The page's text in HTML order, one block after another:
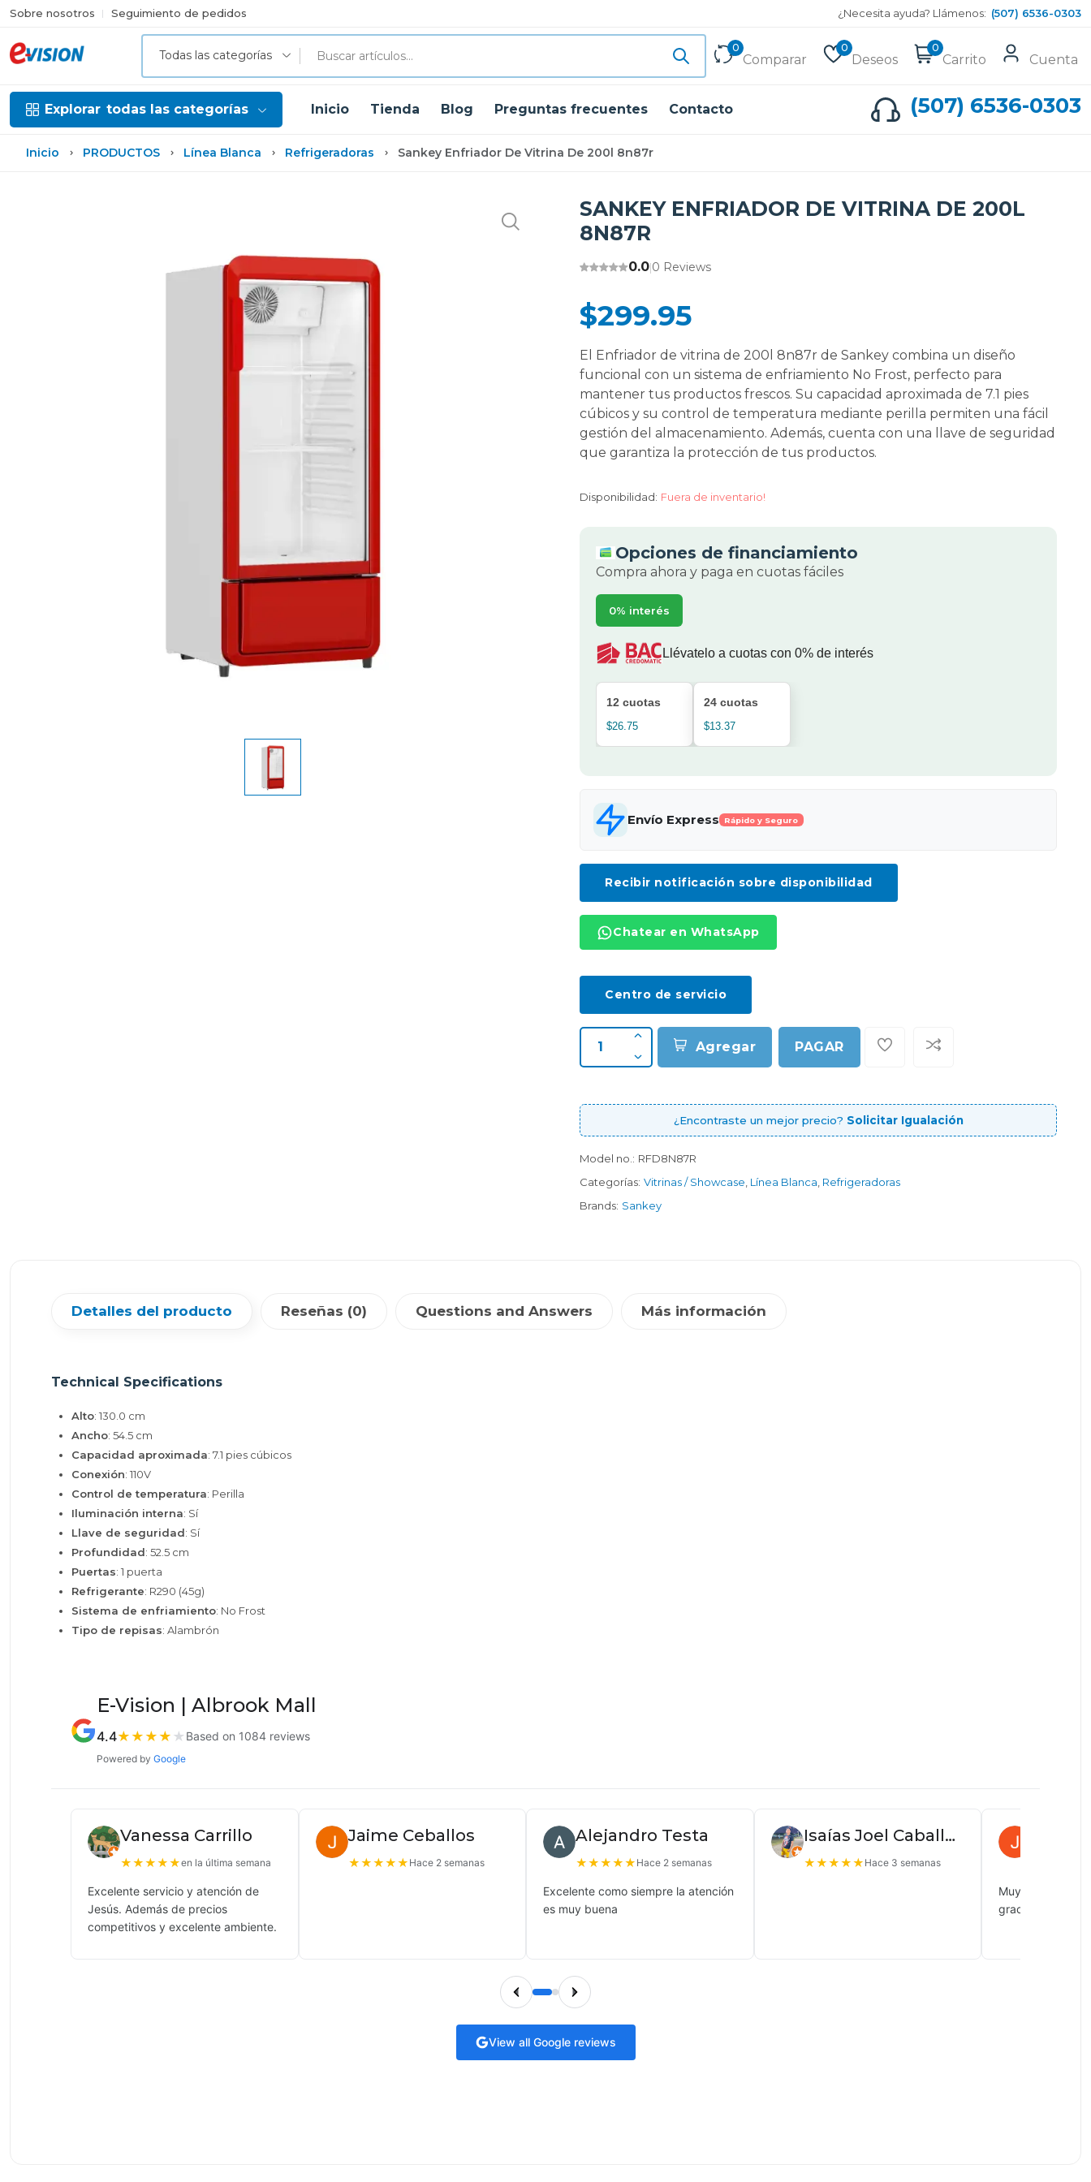
Sobre nosotros Seguimiento de pedidos ¿Necesita ayuda? Llámenos: (507) 6536-0303
Todas las categorías
0
Comparar
0
Deseos
0
Carrito Cuenta
Explorar todas las categorías Inicio Tienda Blog Preguntas frecuentes Contacto (507) 6536-0303
Inicio PRODUCTOS Línea Blanca Refrigeradoras Sankey Enfriador De Vitrina De 200l 8n87r
SANKEY ENFRIADOR DE VITRINA DE 200L
8N87R
0.0|0 Reviews
$299.95
El Enfriador de vitrina de 200l 8n87r de Sankey combina un diseño
funcional con un sistema de enfriamiento No Frost, perfecto para
mantener tus productos frescos. Su capacidad aproximada de 7.1 pies
cúbicos y su control de temperatura mediante perilla permiten una fácil
gestión del almacenamiento. Además, cuenta con una llave de seguridad
que garantiza la protección de tus productos.
Disponibilidad: Fuera de inventario!
Opciones de financiamiento
Compra ahora y paga en cuotas fáciles
0% interés
Llévatelo a cuotas con 0% de interés
12 cuotas
$26.75
24 cuotas
$13.37
Envío Express Rápido y Seguro
Recibir notificación sobre disponibilidad
Chatear en WhatsApp
Centro de servicio
Agregar PAGAR
¿Encontraste un mejor precio? Solicitar Igualación
Model no.: RFD8N87R
Categorías: Vitrinas / Showcase Línea Blanca Refrigeradoras
Brands: Sankey
Detalles del producto Reseñas (0) Questions and Answers Más información
Technical Specifications
Alto: 130.0 cm
Ancho: 54.5 cm
Capacidad aproximada: 7.1 pies cúbicos
Conexión: 110V
Control de temperatura: Perilla
Iluminación interna: Sí
Llave de seguridad: Sí
Profundidad: 52.5 cm
Puertas: 1 puerta
Refrigerante: R290 (45g)
Sistema de enfriamiento: No Frost
Tipo de repisas: Alambrón
E-Vision | Albrook Mall
4.4★ ★ ★ ★ ★ Based on 1084 reviews
Powered by Google
Vanessa Carrillo
★★★★★en la última semana
Excelente servicio y atención de
Jesús. Además de precios
competitivos y excelente ambiente.
Jaime Ceballos
★★★★★ Hace 2 semanas
Alejandro Testa
★★★★★ Hace 2 semanas
Excelente como siempre la atención
es muy buena
Isaías Joel Caballero
★★★★★ Hace 3 semanas
Muy buena
gracias
View all Google reviews